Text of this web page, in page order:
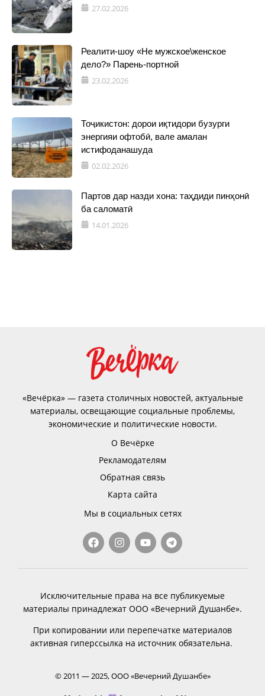
27.02.2026
Реалити-шоу «Не мужское\женское
дело?» Парень-портной
23.02.2026
Тоҷикистон: дорои иқтидори бузурги
энергияи офтобӣ, вале амалан
истифоданашуда
02.02.2026
Партов дар назди хона: таҳдиди пинҳонӣ
ба саломатӣ
14.01.2026
«Вечёрка» — газета столичных новостей, актуальные
материалы, освещающие социальные проблемы,
экономические и политические новости.
О Вечёрке
Рекламодателям
Обратная связь
Карта сайта
Мы в социальных сетях
Исключительные права на все публикуемые
материалы принадлежат ООО «Вечерний Душанбе».
При копировании или перепечатке материалов
активная гиперссылка на источник обязательна.
© 2011 — 2025, ООО «Вечерний Душанбе»